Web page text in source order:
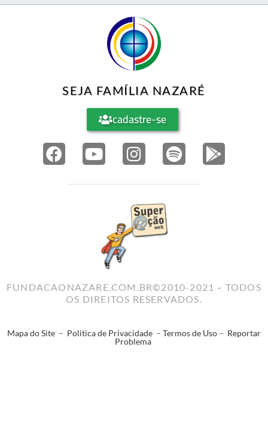
SEJA FAMÍLIA NAZARÉ
cadastre-se
FUNDACAONAZARE.COM.BR©2010-2021 – TODOS
OS DIREITOS RESERVADOS.
Mapa do Site – Politica de Privacidade – Termos de Uso – Reportar
Problema